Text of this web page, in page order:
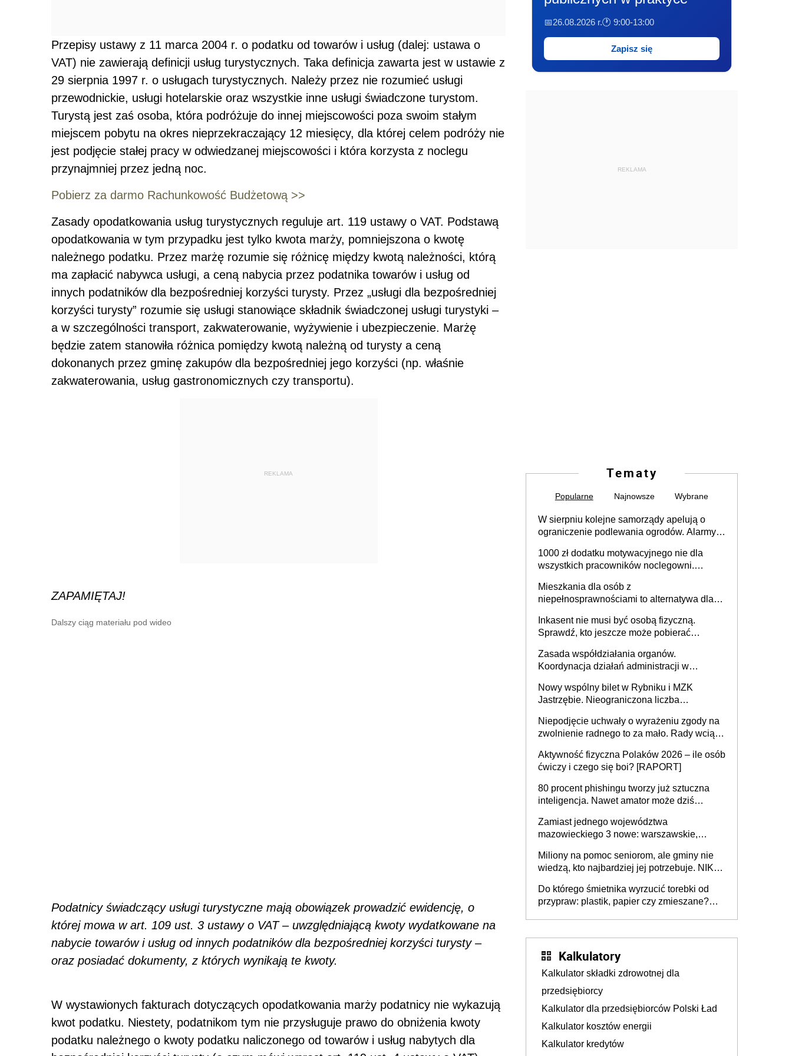
Przepisy ustawy z 11 marca 2004 r. o podatku od towarów i usług (dalej: ustawa o
VAT) nie zawierają definicji usług turystycznych. Taka definicja zawarta jest w ustawie z
29 sierpnia 1997 r. o usługach turystycznych. Należy przez nie rozumieć usługi
przewodnickie, usługi hotelarskie oraz wszystkie inne usługi świadczone turystom.
Turystą jest zaś osoba, która podróżuje do innej miejscowości poza swoim stałym
miejscem pobytu na okres nieprzekraczający 12 miesięcy, dla której celem podróży nie
jest podjęcie stałej pracy w odwiedzanej miejscowości i która korzysta z noclegu
przynajmniej przez jedną noc.
Pobierz za darmo Rachunkowość Budżetową >>
Zasady opodatkowania usług turystycznych reguluje art. 119 ustawy o VAT. Podstawą
opodatkowania w tym przypadku jest tylko kwota marży, pomniejszona o kwotę
należnego podatku. Przez marżę rozumie się różnicę między kwotą należności, którą
ma zapłacić nabywca usługi, a ceną nabycia przez podatnika towarów i usług od
innych podatników dla bezpośredniej korzyści turysty. Przez „usługi dla bezpośredniej
korzyści turysty” rozumie się usługi stanowiące składnik świadczonej usługi turystyki –
a w szczególności transport, zakwaterowanie, wyżywienie i ubezpieczenie. Marżę
będzie zatem stanowiła różnica pomiędzy kwotą należną od turysty a ceną
dokonanych przez gminę zakupów dla bezpośredniej jego korzyści (np. właśnie
zakwaterowania, usług gastronomicznych czy transportu).
REKLAMA
ZAPAMIĘTAJ!
Dalszy ciąg materiału pod wideo
Podatnicy świadczący usługi turystyczne mają obowiązek prowadzić ewidencję, o
której mowa w art. 109 ust. 3 ustawy o VAT – uwzględniającą kwoty wydatkowane na
nabycie towarów i usług od innych podatników dla bezpośredniej korzyści turysty –
oraz posiadać dokumenty, z których wynikają te kwoty.
W wystawionych fakturach dotyczących opodatkowania marży podatnicy nie wykazują
kwot podatku. Niestety, podatnikom tym nie przysługuje prawo do obniżenia kwoty
podatku należnego o kwoty podatku naliczonego od towarów i usług nabytych dla
📅26.08.2026 r.🕐 9:00-13:00
Zapisz się
REKLAMA
Tematy
Popularne Najnowsze Wybrane
W sierpniu kolejne samorządy apelują o
ograniczenie podlewania ogrodów. Alarmy w
może objąć cały kraj
1000 zł dodatku motywacyjnego nie dla
wszystkich pracowników noclegowni.
Mieszkania dla osób z
niepełnosprawnościami to alternatywa dla
samodzielnie lub z rodziną
Inkasent nie musi być osobą fizyczną.
Sprawdź, kto jeszcze może pobierać
Zasada współdziałania organów.
Koordynacja działań administracji w
Nowy wspólny bilet w Rybniku i MZK
Jastrzębie. Nieograniczona liczba
Niepodjęcie uchwały o wyrażeniu zgody na
zwolnienie radnego to za mało. Rady wciąż
rozstrzygać sprawy
Aktywność fizyczna Polaków 2026 – ile osób
ćwiczy i czego się boi? [RAPORT]
80 procent phishingu tworzy już sztuczna
inteligencja. Nawet amator może dziś
Zamiast jednego województwa
mazowieckiego 3 nowe: warszawskie,
Europie nie ma tak dużych jednostek
stołecznych
Miliony na pomoc seniorom, ale gminy nie
wiedzą, kto najbardziej jej potrzebuje. NIK
Do którego śmietnika wyrzucić torebki od
przypraw: plastik, papier czy zmieszane?
Kalkulatory
Kalkulator składki zdrowotnej dla
przedsiębiorcy
Kalkulator dla przedsiębiorców Polski Ład
Kalkulator kosztów energii
Kalkulator kredytów